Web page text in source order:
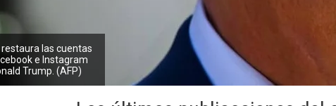
restaura las cuentas
e Instagram
Trump. (AFP)